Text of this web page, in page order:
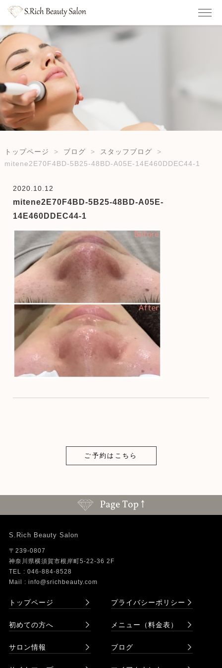
トップページ ブログ
スタッフブログ
mitene2E70F4BD-5B25-48BD-A05E-14E460DDEC44-1
2020.10.12
mitene2E70F4BD-5B25-48BD-A05E-
14E460DDEC44-1
ご予約はこちら
S.Rich Beauty Salon
〒239-0807
神奈川県横須賀市根岸町5-22-36 2F
TEL : 046-884-8528
Mail : info@srichbeauty.com
トップページ プライバシーポリシー
初めての方へ メニュー（料金表）
サロン情報 ブログ